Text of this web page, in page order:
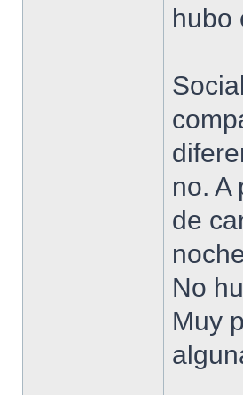
hubo
no. A
de
No
Muy